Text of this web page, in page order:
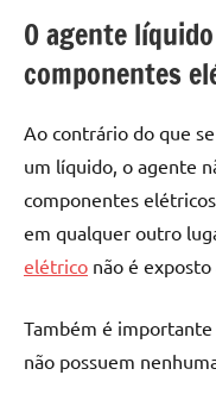
O agente
componentes
Ao contrário do que
um líquido, o agente
componentes
em qualquer outro
elétrico não é
Também é
não possuem